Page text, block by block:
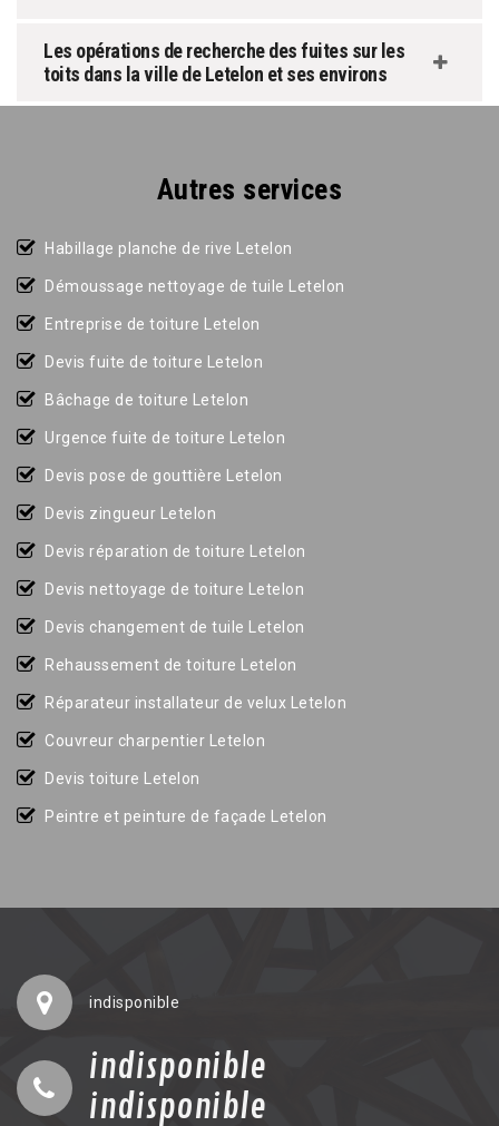
Les opérations de recherche des fuites sur les
toits dans la ville de Letelon et ses environs
Autres services
Habillage planche de rive Letelon
Démoussage nettoyage de tuile Letelon
Entreprise de toiture Letelon
Devis fuite de toiture Letelon
Bâchage de toiture Letelon
Urgence fuite de toiture Letelon
Devis pose de gouttière Letelon
Devis zingueur Letelon
Devis réparation de toiture Letelon
Devis nettoyage de toiture Letelon
Devis changement de tuile Letelon
Rehaussement de toiture Letelon
Réparateur installateur de velux Letelon
Couvreur charpentier Letelon
Devis toiture Letelon
Peintre et peinture de façade Letelon
indisponible
indisponible
indisponible